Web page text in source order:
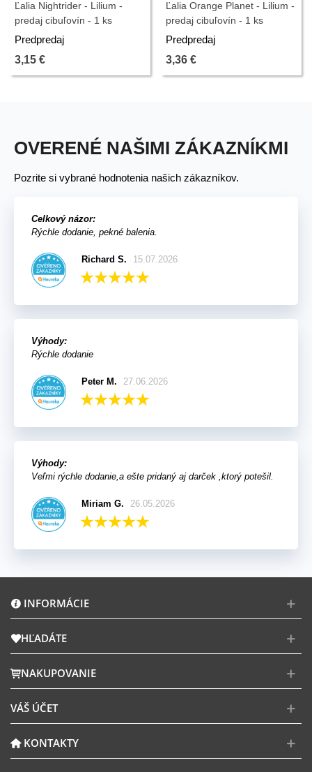
Ľalia Nightrider - Lilium -
predaj cibuľovín - 1 ks
Predpredaj
3,15 €
Ľalia Orange Planet - Lilium -
predaj cibuľovín - 1 ks
Predpredaj
3,36 €
OVERENÉ NAŠIMI ZÁKAZNÍKMI
Pozrite si vybrané hodnotenia našich zákazníkov.
Celkový názor:
Rýchle dodanie, pekné balenia.
Richard S. 15.07.2026
Výhody:
Rýchle dodanie
Peter M. 27.06.2026
Výhody:
Veľmi rýchle dodanie,a ešte pridaný aj darček ,ktorý potešil.
Miriam G. 26.05.2026
INFORMÁCIE
HĽADÁTE
NAKUPOVANIE
VÁŠ ÚČET
KONTAKTY